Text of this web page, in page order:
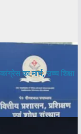
का मार्च, उच्च शिक्षा